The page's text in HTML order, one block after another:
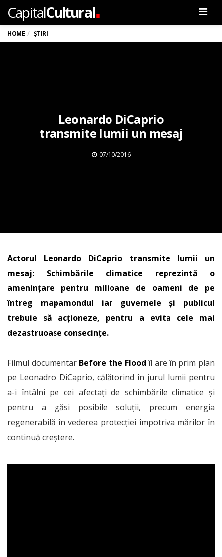
CapitalCultural
HOME ȘTIRI
Leonardo DiCaprio
transmite lumii un mesaj
07/10/2016
Actorul Leonardo DiCaprio transmite lumii un
mesaj: Schimbările climatice reprezintă o
amenințare pentru milioane de oameni de pe
întreg mapamondul iar guvernele și publicul
trebuie să acționeze, pentru a evita cele mai
dezastruoase consecințe.
Filmul documentar Before the Flood îl are în prim plan
pe Leonadro DiCaprio, călătorind în jurul lumii pentru
a-i întâlni pe cei afectați de schimbările climatice și
pentru a găsi posibile soluții, precum energia
regenerabilă în vederea protecției împotriva mărilor în
continuă creștere.